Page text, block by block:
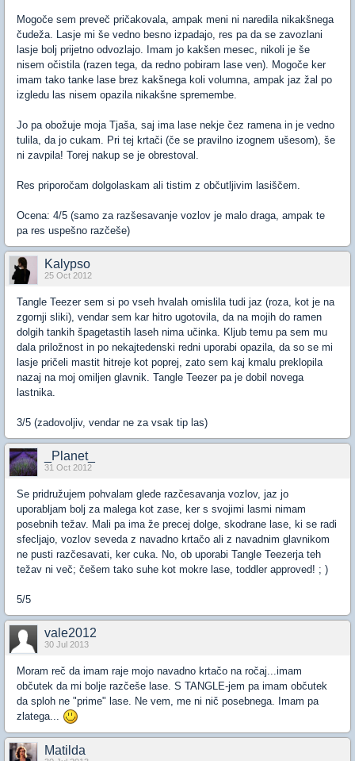
Mogoče sem preveč pričakovala, ampak meni ni naredila nikakšnega
čudeža. Lasje mi še vedno besno izpadajo, res pa da se zavozlani
lasje bolj prijetno odvozlajo. Imam jo kakšen mesec, nikoli je še
nisem očistila (razen tega, da redno pobiram lase ven). Mogoče ker
imam tako tanke lase brez kakšnega koli volumna, ampak jaz žal po
izgledu las nisem opazila nikakšne spremembe.
Jo pa obožuje moja Tjaša, saj ima lase nekje čez ramena in je vedno
tulila, da jo cukam. Pri tej krtači (če se pravilno izognem ušesom), še
ni zavpila! Torej nakup se je obrestoval.
Res priporočam dolgolaskam ali tistim z občutljivim lasiščem.
Ocena: 4/5 (samo za razšesavanje vozlov je malo draga, ampak te
pa res uspešno razčeše)
Kalypso
25 Oct 2012
Tangle Teezer sem si po vseh hvalah omislila tudi jaz (roza, kot je na
zgornji sliki), vendar sem kar hitro ugotovila, da na mojih do ramen
dolgih tankih špagetastih laseh nima učinka. Kljub temu pa sem mu
dala priložnost in po nekajtedenski redni uporabi opazila, da so se mi
lasje pričeli mastit hitreje kot poprej, zato sem kaj kmalu preklopila
nazaj na moj omiljen glavnik. Tangle Teezer pa je dobil novega
lastnika.
3/5 (zadovoljiv, vendar ne za vsak tip las)
_Planet_
31 Oct 2012
Se pridružujem pohvalam glede razčesavanja vozlov, jaz jo
uporabljam bolj za malega kot zase, ker s svojimi lasmi nimam
posebnih težav. Mali pa ima že precej dolge, skodrane lase, ki se radi
sfecljajo, vozlov seveda z navadno krtačo ali z navadnim glavnikom
ne pusti razčesavati, ker cuka. No, ob uporabi Tangle Teezerja teh
težav ni več; češem tako suhe kot mokre lase, toddler approved! ; )
5/5
vale2012
30 Jul 2013
Moram reč da imam raje mojo navadno krtačo na ročaj...imam
občutek da mi bolje razčeše lase. S TANGLE-jem pa imam občutek
da sploh ne "prime" lase. Ne vem, me ni nič posebnega. Imam pa
zlatega...
Matilda